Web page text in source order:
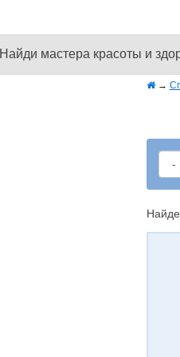
Найди мастера красоты и
→